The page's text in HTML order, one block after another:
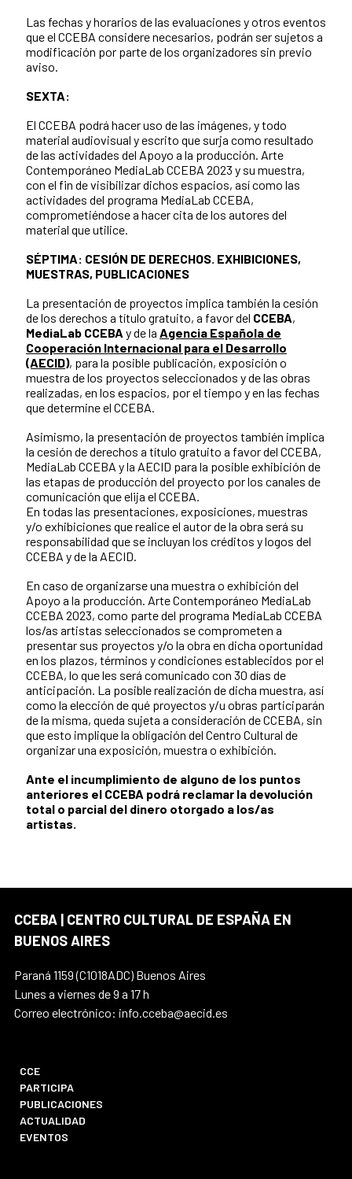
Las fechas y horarios de las evaluaciones y otros eventos
que el CCEBA considere necesarios, podrán ser sujetos a
modificación por parte de los organizadores sin previo
aviso.
SEXTA:
El CCEBA podrá hacer uso de las imágenes, y todo
material audiovisual y escrito que surja como resultado
de las actividades del Apoyo a la producción. Arte
Contemporáneo MediaLab CCEBA 2023 y su muestra,
con el fin de visibilizar dichos espacios, así como las
actividades del programa MediaLab CCEBA,
comprometiéndose a hacer cita de los autores del
material que utilice.
SÉPTIMA: CESIÓN DE DERECHOS. EXHIBICIONES,
MUESTRAS, PUBLICACIONES
La presentación de proyectos implica también la cesión
de los derechos a título gratuito, a favor del CCEBA,
MediaLab CCEBA y de la Agencia Española de
Cooperación Internacional para el Desarrollo
(AECID), para la posible publicación, exposición o
muestra de los proyectos seleccionados y de las obras
realizadas, en los espacios, por el tiempo y en las fechas
que determine el CCEBA.
Asimismo, la presentación de proyectos también implica
la cesión de derechos a título gratuito a favor del CCEBA,
MediaLab CCEBA y la AECID para la posible exhibición de
las etapas de producción del proyecto por los canales de
comunicación que elija el CCEBA.
En todas las presentaciones, exposiciones, muestras
y/o exhibiciones que realice el autor de la obra será su
responsabilidad que se incluyan los créditos y logos del
CCEBA y de la AECID.
En caso de organizarse una muestra o exhibición del
Apoyo a la producción. Arte Contemporáneo MediaLab
CCEBA 2023, como parte del programa MediaLab CCEBA
los/as artistas seleccionados se comprometen a
presentar sus proyectos y/o la obra en dicha oportunidad
en los plazos, términos y condiciones establecidos por el
CCEBA, lo que les será comunicado con 30 días de
anticipación. La posible realización de dicha muestra, así
como la elección de qué proyectos y/u obras participarán
de la misma, queda sujeta a consideración de CCEBA, sin
que esto implique la obligación del Centro Cultural de
organizar una exposición, muestra o exhibición.
Ante el incumplimiento de alguno de los puntos
anteriores el CCEBA podrá reclamar la devolución
total o parcial del dinero otorgado a los/as
artistas.
CCEBA | CENTRO CULTURAL DE ESPAÑA EN
BUENOS AIRES
Paraná 1159 (C1018ADC) Buenos Aires
Lunes a viernes de 9 a 17 h
Correo electrónico: info.cceba@aecid.es
CCE
PARTICIPA
PUBLICACIONES
ACTUALIDAD
EVENTOS